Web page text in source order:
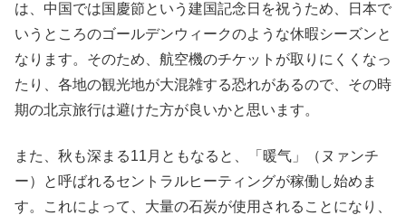
は、中国では国慶節という建国記念日を祝うため、日本で
いうところのゴールデンウィークのような休暇シーズンと
なります。そのため、航空機のチケットが取りにくくなっ
たり、各地の観光地が大混雑する恐れがあるので、その時
期の北京旅行は避けた方が良いかと思います。
また、秋も深まる11月ともなると、「暖气」（ヌァンチ
ー）と呼ばれるセントラルヒーティングが稼働し始めま
す。これによって、大量の石炭が使用されることになり、